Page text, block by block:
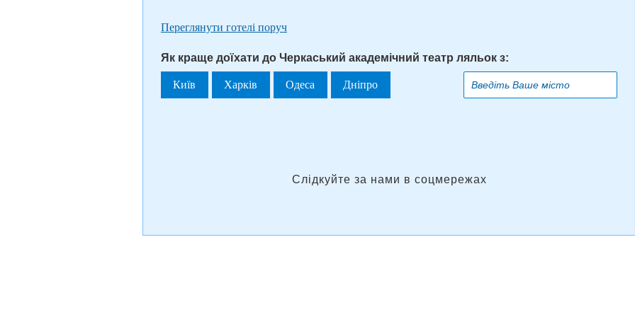
Переглянути готелі поруч
Як краще доїхати до Черкаський академічний театр ляльок з:
Київ Харків Одеса Дніпро
Слідкуйте за нами в соцмережах